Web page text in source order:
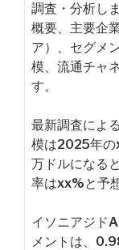
調査・分析し
概要、主要企
ア）、セグメ
模、流通チャ
す。
最新調査によ
模は2025年
万ドルになる
率はxx%と予
イソニアジド
メントは、